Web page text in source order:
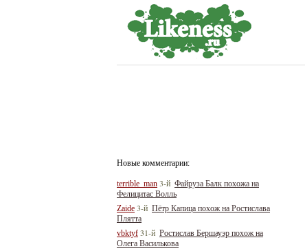
Новые комментарии:
terrible_man 3-й Файруза Балк похожа на
Фелицитас Волль
Zaide 3-й Пётр Капица похож на Ростислава
Плятта
vbktyf 31-й Ростислав Бершауэр похож на
Олега Василькова